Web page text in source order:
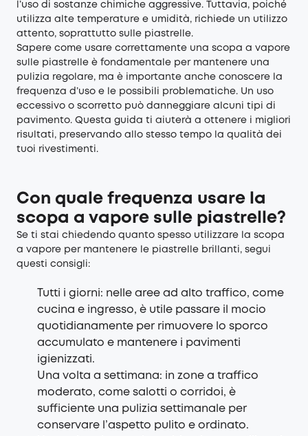
l’uso di sostanze chimiche aggressive. Tuttavia, poiché
utilizza alte temperature e umidità, richiede un utilizzo
attento, soprattutto sulle piastrelle.
Sapere come usare correttamente una scopa a vapore
sulle piastrelle è fondamentale per mantenere una
pulizia regolare, ma è importante anche conoscere la
frequenza d’uso e le possibili problematiche. Un uso
eccessivo o scorretto può danneggiare alcuni tipi di
pavimento. Questa guida ti aiuterà a ottenere i migliori
risultati, preservando allo stesso tempo la qualità dei
tuoi rivestimenti.
Con quale frequenza usare la
scopa a vapore sulle piastrelle?
Se ti stai chiedendo quanto spesso utilizzare la scopa
a vapore per mantenere le piastrelle brillanti, segui
questi consigli:
Tutti i giorni: nelle aree ad alto traffico, come
cucina e ingresso, è utile passare il mocio
quotidianamente per rimuovere lo sporco
accumulato e mantenere i pavimenti
igienizzati.
Una volta a settimana: in zone a traffico
moderato, come salotti o corridoi, è
sufficiente una pulizia settimanale per
conservare l’aspetto pulito e ordinato.